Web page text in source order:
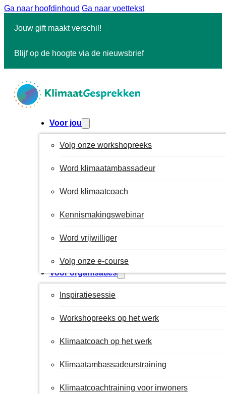
Ga naar hoofdinhoud Ga naar voettekst
Jouw gift maakt verschil!
Blijf op de hoogte via de nieuwsbrief
Voor jou
Volg onze workshopreeks
Word klimaatambassadeur
Word klimaatcoach
Kennismakingswebinar
Word vrijwilliger
Volg onze e-course
Voor organisaties
Inspiratiesessie
Workshopreeks op het werk
Klimaatcoach op het werk
Klimaatambassadeurstraining
Klimaatcoachtraining voor inwoners